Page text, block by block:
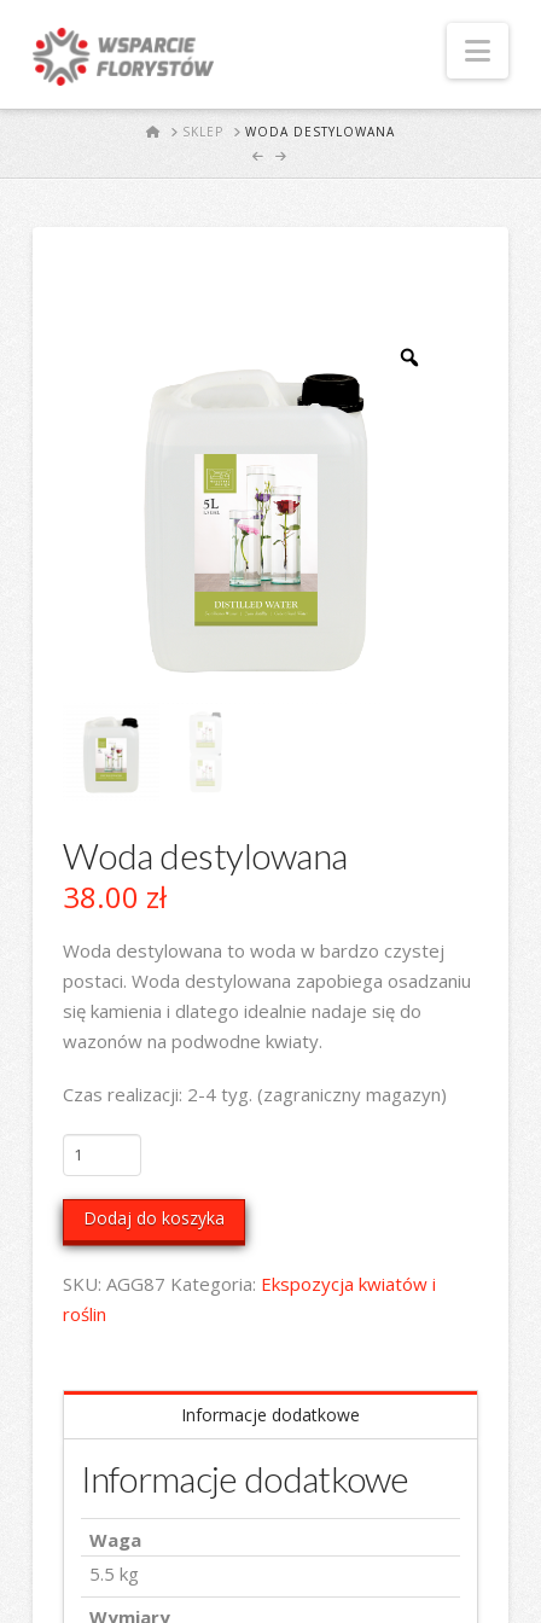
STARTSKLEP WODA DESTYLOWANA
Woda destylowana
38.00 zł
Woda destylowana to woda w bardzo czystej
postaci. Woda destylowana zapobiega osadzaniu
się kamienia i dlatego idealnie nadaje się do
wazonów na podwodne kwiaty.
Czas realizacji: 2-4 tyg. (zagraniczny magazyn)
ilość
Woda
destylowana
Dodaj do koszyka
SKU: AGG87 Kategoria: Ekspozycja kwiatów i
roślin
Informacje dodatkowe
Informacje dodatkowe
Waga
5.5 kg
Wymiary